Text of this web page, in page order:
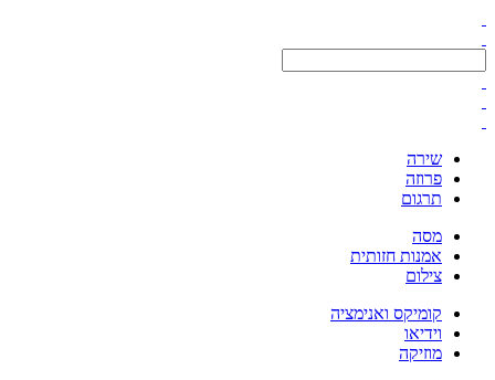
שירה
פרוזה
תרגום
מסה
אמנות חזותית
צילום
קומיקס ואנימציה
וידיאו
מוזיקה